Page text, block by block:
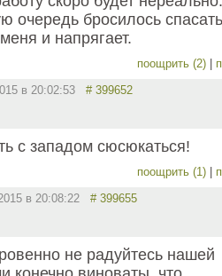
очередь бросилось спасать
и напрягает.
поощрить (2)
в 20:02:53 # 399652
с западом сюсюкаться!
поощрить (1)
в 20:08:22 # 399655
не радуйтесь нашей